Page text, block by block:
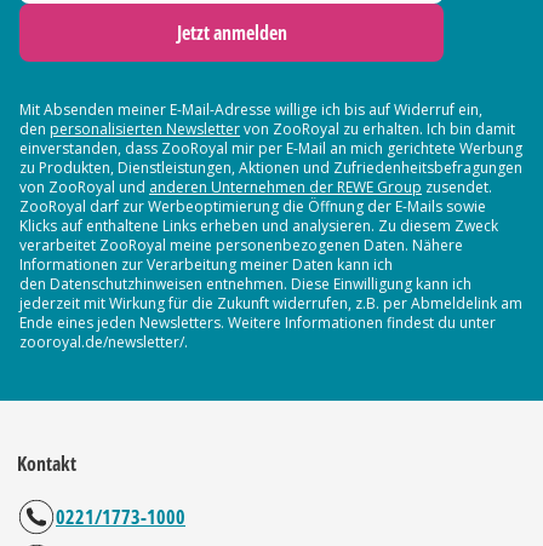
Jetzt anmelden
Mit Absenden meiner E-Mail-Adresse willige ich bis auf Widerruf ein,
den personalisierten Newslettervon ZooRoyal zu erhalten. Ich bin damit
einverstanden, dass ZooRoyal mir per E-Mail an mich gerichtete Werbung
zu Produkten, Dienstleistungen, Aktionen und Zufriedenheitsbefragungen
von ZooRoyal und anderen Unternehmen der REWE Group zusendet.
ZooRoyal darf zur Werbeoptimierung die Öffnung der E-Mails sowie
Klicks auf enthaltene Links erheben und analysieren. Zu diesem Zweck
verarbeitet ZooRoyal meine personenbezogenen Daten. Nähere
Informationen zur Verarbeitung meiner Daten kann ich
den Datenschutzhinweisen entnehmen. Diese Einwilligung kann ich
jederzeit mit Wirkung für die Zukunft widerrufen, z.B. per Abmeldelink am
Ende eines jeden Newsletters. Weitere Informationen findest du unter
zooroyal.de/newsletter/.
Kontakt
0221/1773-1000